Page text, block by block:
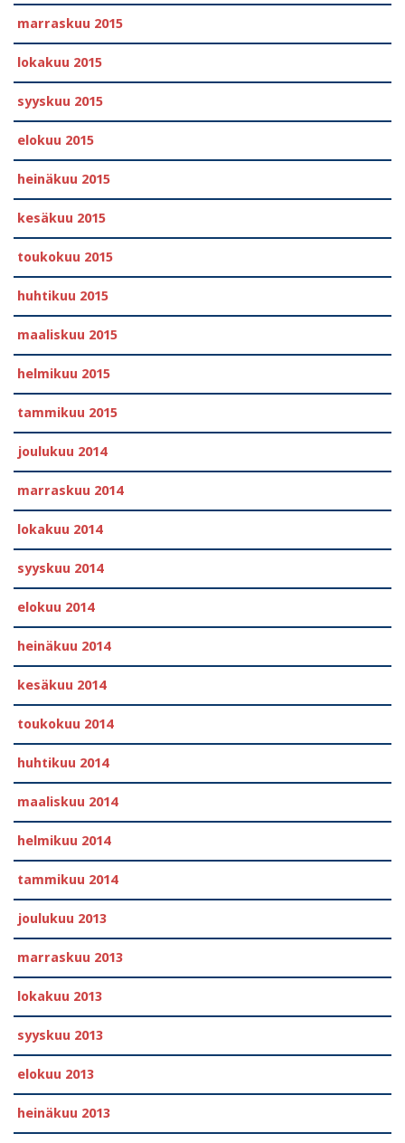
marraskuu 2015
lokakuu 2015
syyskuu 2015
elokuu 2015
heinäkuu 2015
kesäkuu 2015
toukokuu 2015
huhtikuu 2015
maaliskuu 2015
helmikuu 2015
tammikuu 2015
joulukuu 2014
marraskuu 2014
lokakuu 2014
syyskuu 2014
elokuu 2014
heinäkuu 2014
kesäkuu 2014
toukokuu 2014
huhtikuu 2014
maaliskuu 2014
helmikuu 2014
tammikuu 2014
joulukuu 2013
marraskuu 2013
lokakuu 2013
syyskuu 2013
elokuu 2013
heinäkuu 2013